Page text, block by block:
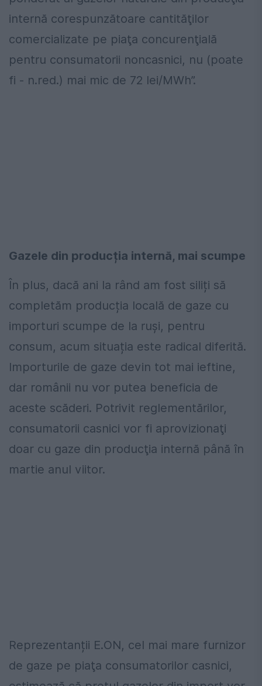
internă corespunzătoare cantităţilor
comercializate pe piaţa concurenţială
pentru consumatorii noncasnici, nu (poate
fi - n.red.) mai mic de 72 lei/MWh”.
Gazele din producția internă, mai scumpe
În plus, dacă ani la rând am fost siliți să
completăm producția locală de gaze cu
importuri scumpe de la ruși, pentru
consum, acum situația este radical diferită.
Importurile de gaze devin tot mai ieftine,
dar românii nu vor putea beneficia de
aceste scăderi. Potrivit reglementărilor,
consumatorii casnici vor fi aprovizionaţi
doar cu gaze din producţia internă până în
martie anul viitor.
Reprezentanții E.ON, cel mai mare furnizor
de gaze pe piaţa consumatorilor casnici,